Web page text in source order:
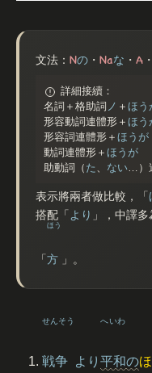
文法： Nの ・ Naな ・ A ・
詳細接續：
名詞＋格助詞 ノ ＋ ほう
形容動詞連體形＋ ほう
形容詞連體形＋ ほうが
動詞連體形＋ ほうが
助動詞（ た、 ない…）
表示將兩者做比較，「
搭配「 より 」，中譯
「 方
ほう
」。
戦争
せんそう
より 平和
へいわ
の